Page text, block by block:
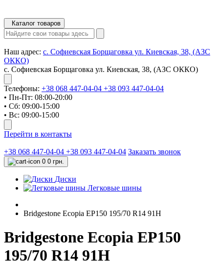
Каталог товаров
Наш адрес: с. Софиевская Борщаговка ул. Киевская, 38, (АЗС
ОККО)
с. Софиевская Борщаговка ул. Киевская, 38, (АЗС ОККО)
Телефоны: +38 068 447-04-04 +38 093 447-04-04
• Пн-Пт: 08:00-20:00
• Сб: 09:00-15:00
• Вс: 09:00-15:00
Перейти в контакты
+38 068 447-04-04 +38 093 447-04-04 Заказать звонок
0 0 грн.
Диски
Легковые шины
Bridgestone Ecopia EP150 195/70 R14 91H
Bridgestone Ecopia EP150
195/70 R14 91H